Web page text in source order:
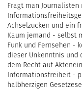
MEDIEN
Fragt man
Achselzucken und ein
Kaum jemand - selbst
Funk und Fernsehen -
dieser Unkenntnis und
dem Recht auf
Informationsfreiheit -
halbherzigen